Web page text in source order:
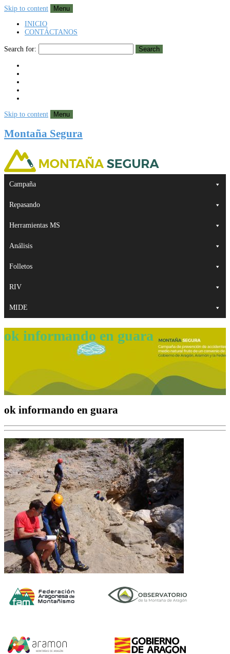
Skip to content
Menu
INICIO
CONTÁCTANOS
Search for: Search
Skip to content Menu
Montaña Segura
Campaña
Repasando
Herramientas MS
Análisis
Folletos
RIV
MIDE
ok informando en guara
ok informando en guara